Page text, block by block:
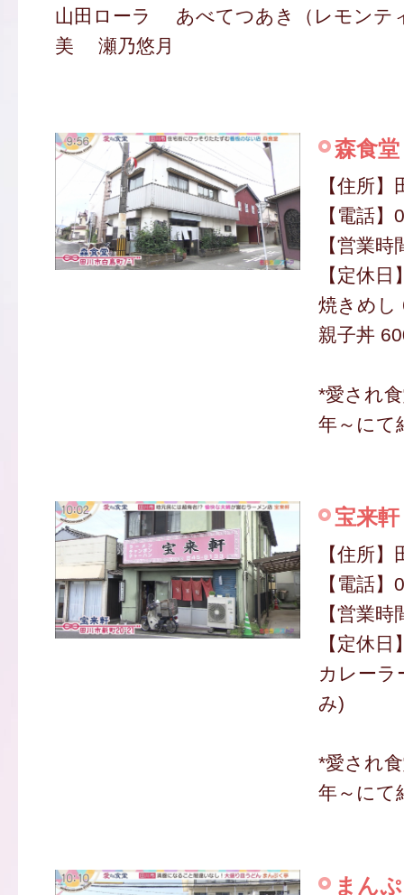
山田ローラ あべてつあき（レモン
美 瀬乃悠月
森食堂
【住所
【電話
【営業
【定休日
焼きめし
親子丼
*愛され
年～にて
宝来軒
【住所
【電話
【営業
【定休
カレーラ
み)
*愛され
年～にて
まん